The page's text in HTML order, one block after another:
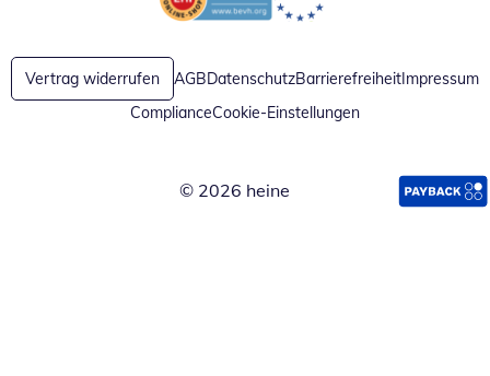
Öffnet in neuem FensterÖffnet in neuem Fenster
Vertrag widerrufen AGBDatenschutzBarrierefreiheitImpressum
ComplianceCookie-Einstellungen
© 2026 heine